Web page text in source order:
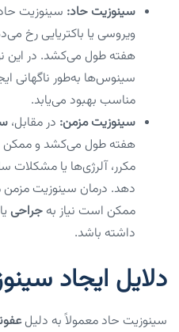
سینوزیت حاد: سینوزیت
هفته طول می‌کشد. در این
سینوس‌ها به‌طور ناگهانی
مناسب بهبود می‌یابد.
سینوزیت مزمن: در مقابل،
هفته طول می‌کشد و
مکرر، آلرژی‌ها یا مشکلات
دهد. درمان سینوزیت مزمن
ممکن است نیاز به جراحی
داشته باشد.
دلایل ایجاد
سینوزیت حاد معمولاً به دلیل